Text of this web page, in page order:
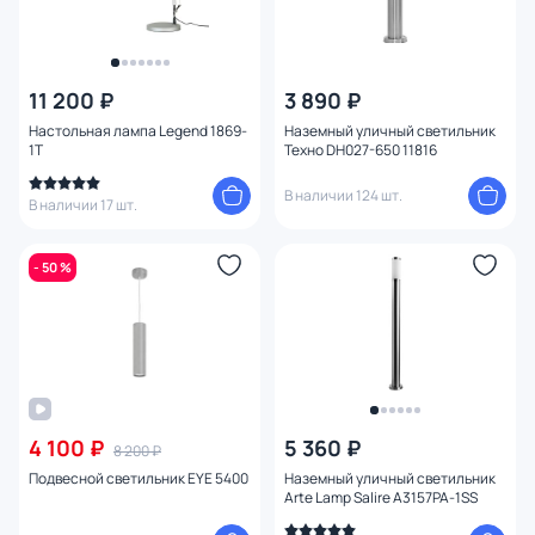
11 200 ₽
Настольная лампа Legend 1869-
1T
В наличии 17 шт.
3 890 ₽
Наземный уличный светильник
Техно DH027-650 11816
В наличии 124 шт.
- 50 %
4 100 ₽ 8 200 ₽
Подвесной светильник EYE 5400
5 360 ₽
Наземный уличный светильник
Arte Lamp Salire A3157PA-1SS